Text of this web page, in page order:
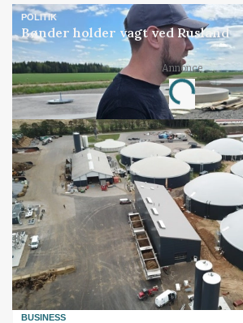
POLITIK
Bønder holder vagt ved Rusland
Annonce
Loading...
BUSINESS